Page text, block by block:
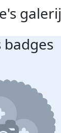
galerij
badges